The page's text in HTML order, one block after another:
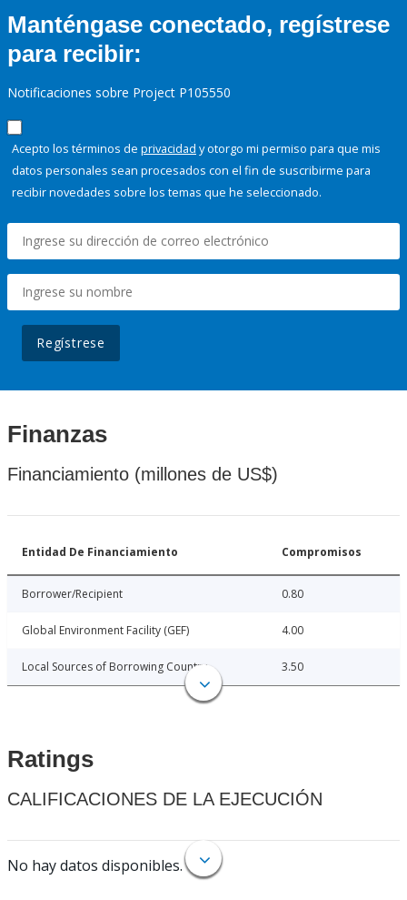
Manténgase conectado, regístrese
para recibir:
Notificaciones sobre Project P105550
Acepto los términos de privacidad y otorgo mi permiso para que mis
datos personales sean procesados con el fin de suscribirme para
recibir novedades sobre los temas que he seleccionado.
Regístrese
Finanzas
Financiamiento (millones de US$)
Entidad De Financiamiento Compromisos
Borrower/Recipient 0.80
Global Environment Facility (GEF) 4.00
Local Sources of Borrowing Country 3.50
Ratings
CALIFICACIONES DE LA EJECUCIÓN
No hay datos disponibles.